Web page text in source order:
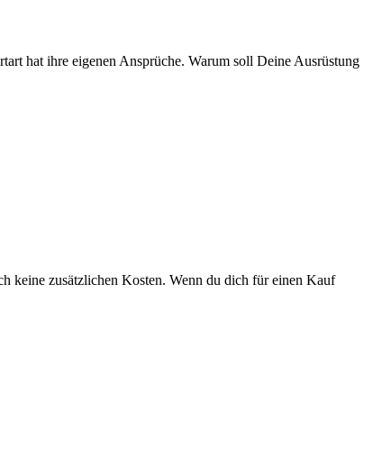
hat ihre eigenen Ansprüche. Warum soll Deine Ausrüstung
keine zusätzlichen Kosten. Wenn du dich für einen Kauf